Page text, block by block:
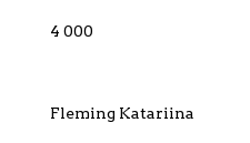
4 000
Fleming Katariina